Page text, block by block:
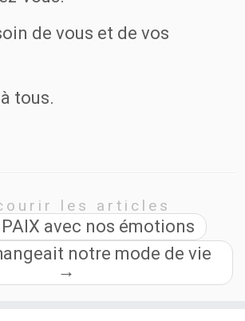
de vous et de vos
tous.
les articles
avec nos émotions
notre mode de vie
→